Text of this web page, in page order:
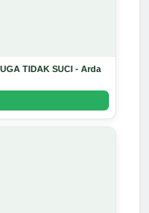
TIDAK SUCI - Arda